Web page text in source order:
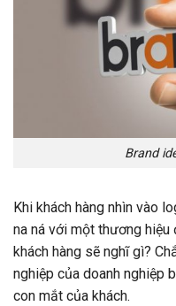
Brand
Khi khách hàng nhìn vào
na ná với một thương
khách hàng sẽ nghĩ gì?
nghiệp của doanh nghiệp
con mắt của khách.